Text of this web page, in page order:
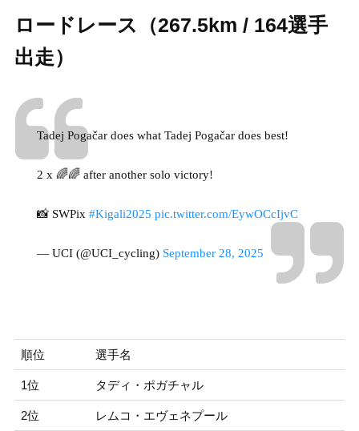
ロードレース（267.5km / 164選手
出走）
Tadej Pogačar does what Tadej Pogačar does best!
2 x 🌈🌈 after another solo victory!
📸 SWPix #Kigali2025 pic.twitter.com/EywOCcIjvC
— UCI (@UCI_cycling) September 28, 2025
順位 選手名
1位 タディ・ポガチャル
2位 レムコ・エヴェネプール